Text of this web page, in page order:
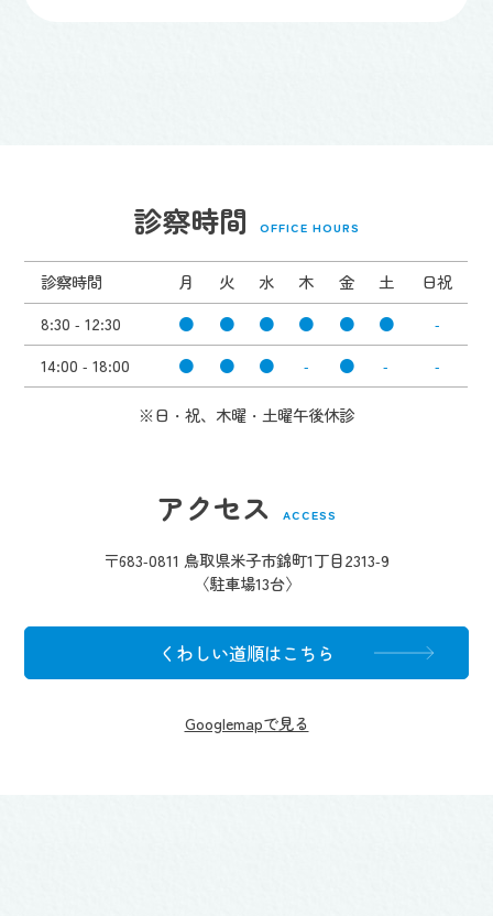
診察時間 OFFICE HOURS
診察時間 月 火 水 木 金 土
日祝
8:30 - 12:30
● ● ● ● ● ●
-
14:00 - 18:00
● ● ● - ● - -
※日・祝、木曜・土曜午後休診
アクセス ACCESS
〒683-0811 鳥取県米子市錦町1丁目2313-9
〈駐車場13台〉
くわしい道順はこちら
Googlemapで見る